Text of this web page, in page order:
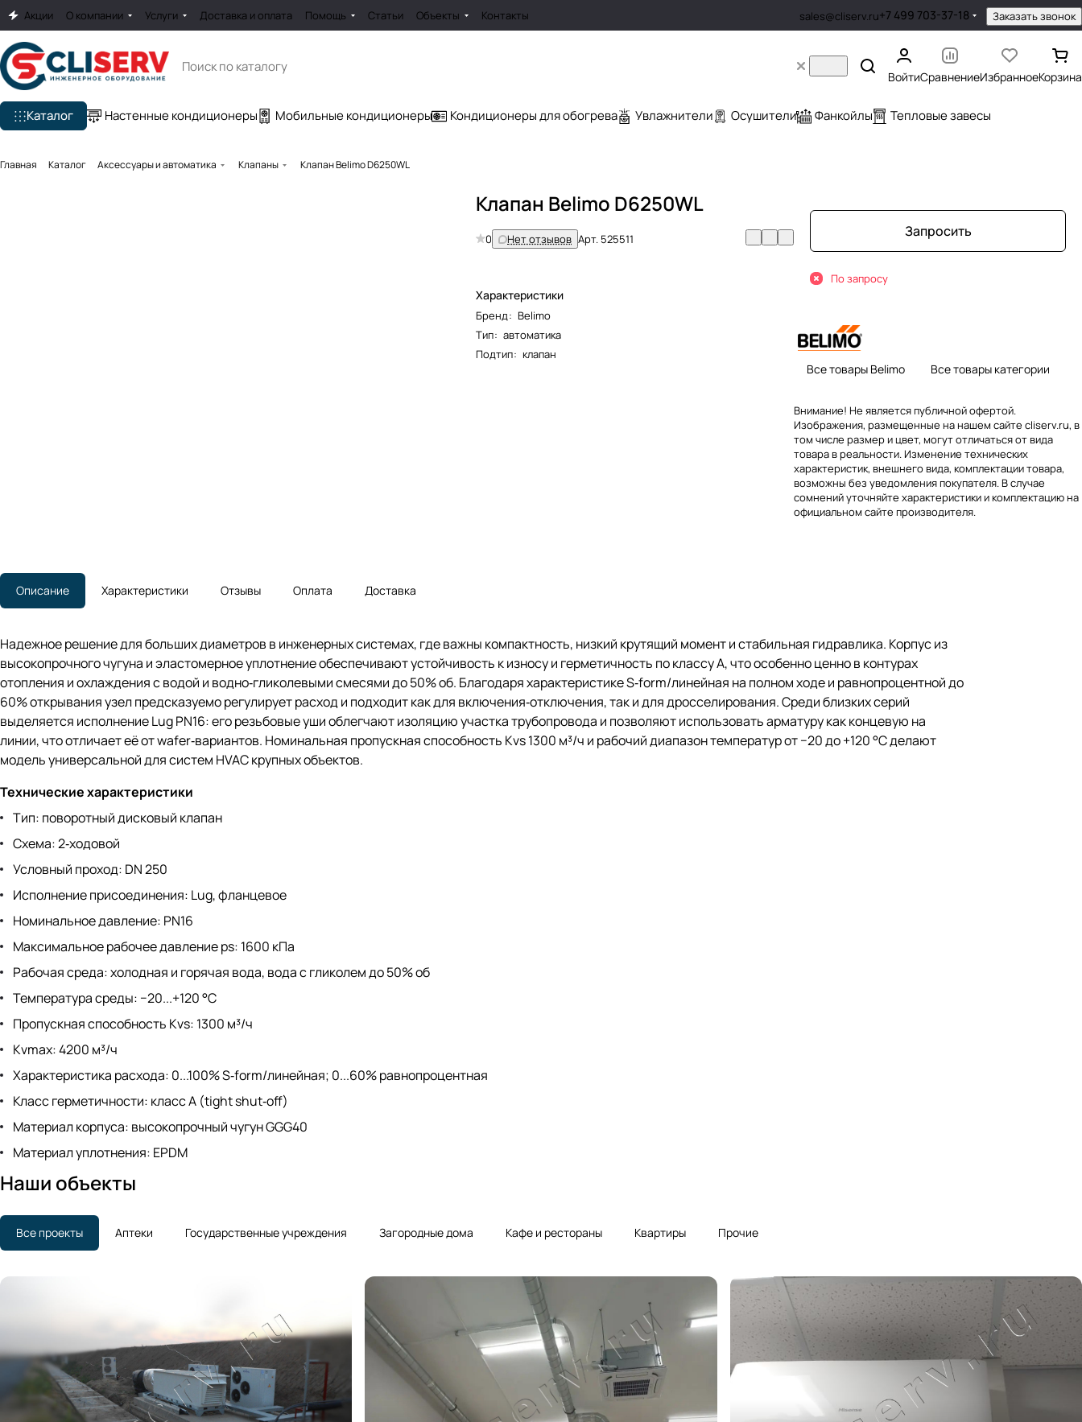
Акции О компании Услуги Доставка и оплата Помощь Статьи Объекты Контакты sales@cliserv.ru+7 499 703-37-18 Заказать звонок
ВойтиСравнениеИзбранноеКорзина
Каталог Настенные кондиционеры Мобильные кондиционеры Кондиционеры для обогрева Увлажнители Осушители Фанкойлы Тепловые завесы
Главная Каталог Аксессуары и автоматика Клапаны Клапан Belimo D6250WL
Клапан Belimo D6250WL
0 Нет отзывов Арт. 525511
Характеристики
Бренд: Belimo
Тип: автоматика
Подтип: клапан
Запросить
По запросу
Все товары Belimo Все товары категории
Внимание! Не является публичной офертой.
Изображения, размещенные на нашем сайте cliserv.ru, в
том числе размер и цвет, могут отличаться от вида
товара в реальности. Изменение технических
характеристик, внешнего вида, комплектации товара,
возможны без уведомления покупателя. В случае
сомнений уточняйте характеристики и комплектацию на
официальном сайте производителя.
Описание Характеристики Отзывы Оплата Доставка
Надежное решение для больших диаметров в инженерных системах, где важны компактность, низкий крутящий момент и стабильная гидравлика. Корпус из
высокопрочного чугуна и эластомерное уплотнение обеспечивают устойчивость к износу и герметичность по классу A, что особенно ценно в контурах
отопления и охлаждения с водой и водно‑гликолевыми смесями до 50% об. Благодаря характеристике S‑form/линейная на полном ходе и равнопроцентной до
60% открывания узел предсказуемо регулирует расход и подходит как для включения‑отключения, так и для дросселирования. Среди близких серий
выделяется исполнение Lug PN16: его резьбовые уши облегчают изоляцию участка трубопровода и позволяют использовать арматуру как концевую на
линии, что отличает её от wafer‑вариантов. Номинальная пропускная способность Kvs 1300 м³/ч и рабочий диапазон температур от −20 до +120 °C делают
модель универсальной для систем HVAC крупных объектов.
Технические характеристики
Тип: поворотный дисковый клапан
Схема: 2‑ходовой
Условный проход: DN 250
Исполнение присоединения: Lug, фланцевое
Номинальное давление: PN16
Максимальное рабочее давление ps: 1600 кПа
Рабочая среда: холодная и горячая вода, вода с гликолем до 50% об
Температура среды: −20...+120 °C
Пропускная способность Kvs: 1300 м³/ч
Kvmax: 4200 м³/ч
Характеристика расхода: 0...100% S‑form/линейная; 0...60% равнопроцентная
Класс герметичности: класс A (tight shut‑off)
Материал корпуса: высокопрочный чугун GGG40
Материал уплотнения: EPDM
Наши объекты
Все проекты Аптеки Государственные учреждения Загородные дома Кафе и рестораны Квартиры Прочие